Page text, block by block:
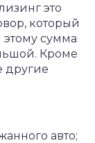
это
который
этому сумма
Кроме
другие
авто;